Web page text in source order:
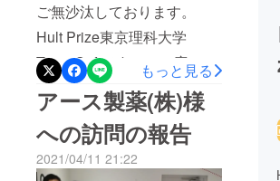
ご無沙汰しております。
Hult Prize東京理科大学
Team Sofiです。この度のク
ラウドファンディングで
は、当初の目標を超える
200,000円ものご支援を頂く
ことが出来ました。ご支援
もっと見る
アース製薬(株)様
への訪問の報告
2021/04/11 21:22